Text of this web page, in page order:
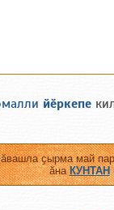
йӗркепе
ҫырма май
ӑнаКУНТАН